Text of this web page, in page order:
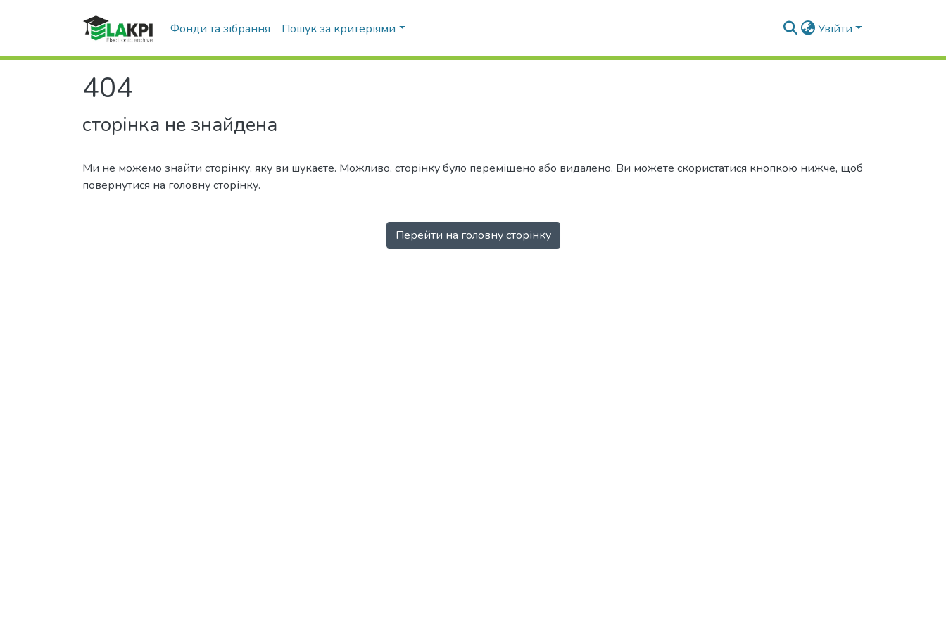
Фонди та зібрання Пошук за критеріями Увійти
404
сторінка не знайдена
Ми не можемо знайти сторінку, яку ви шукаєте. Можливо, сторінку було переміщено або видалено. Ви можете скористатися кнопкою нижче, щоб
повернутися на головну сторінку.
Перейти на головну сторінку